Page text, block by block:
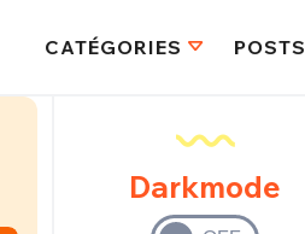
CATÉGORIES POSTS
Darkmode